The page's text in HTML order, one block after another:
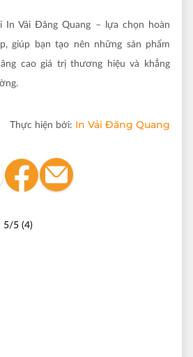
In Vải Đăng Quang – lựa chọn hoàn
giúp bạn tạo nên những sản phẩm
cao giá trị thương hiệu và khẳng
Thực hiện bởi: In Vải Đăng Quang
5/5 (4)